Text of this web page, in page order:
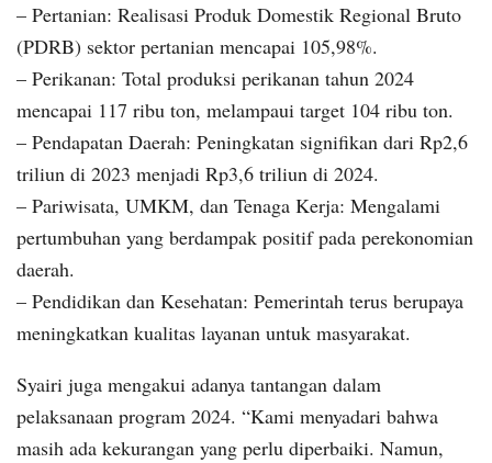
– Pertanian: Realisasi Produk Domestik Regional Bruto
(PDRB) sektor pertanian mencapai 105,98%.
– Perikanan: Total produksi perikanan tahun 2024
mencapai 117 ribu ton, melampaui target 104 ribu ton.
– Pendapatan Daerah: Peningkatan signifikan dari Rp2,6
triliun di 2023 menjadi Rp3,6 triliun di 2024.
– Pariwisata, UMKM, dan Tenaga Kerja: Mengalami
pertumbuhan yang berdampak positif pada perekonomian
daerah.
– Pendidikan dan Kesehatan: Pemerintah terus berupaya
meningkatkan kualitas layanan untuk masyarakat.
Syairi juga mengakui adanya tantangan dalam
pelaksanaan program 2024. “Kami menyadari bahwa
masih ada kekurangan yang perlu diperbaiki. Namun,